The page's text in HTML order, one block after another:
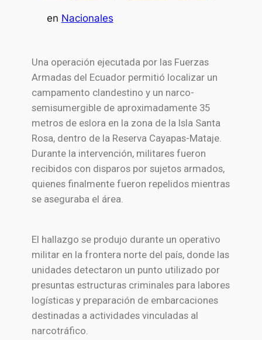
en Nacionales
Una operación ejecutada por las Fuerzas
Armadas del Ecuadorpermitió localizar un
campamento clandestino y un narco-
semisumergible de aproximadamente 35
metros de eslora en la zona de la Isla Santa
Rosa, dentro de la Reserva Cayapas-Mataje.
Durante la intervención, militares fueron
recibidos con disparos por sujetos armados,
quienes finalmente fueron repelidos mientras
se aseguraba el área.
El hallazgo se produjo durante un operativo
militar en la frontera norte del país, donde las
unidades detectaron un punto utilizado por
presuntas estructuras criminales para labores
logísticas y preparación de embarcaciones
destinadas a actividades vinculadas al
narcotráfico.